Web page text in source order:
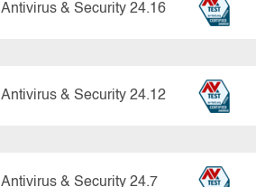
Antivirus & Security 24.16
Antivirus & Security 24.12
Antivirus & Security 24.7